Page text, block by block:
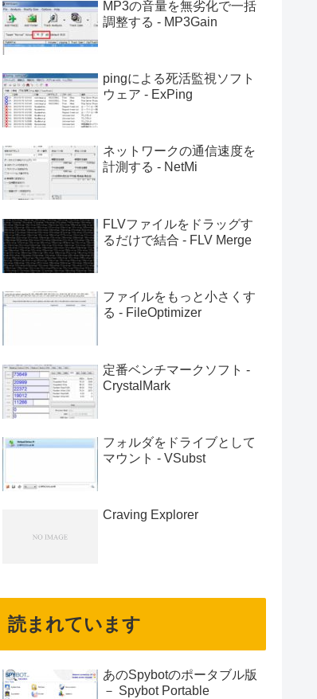
MP3の音量を無劣化で一括
調整する - MP3Gain
pingによる死活監視ソフト
ウェア - ExPing
ネットワークの通信速度を
計測する - NetMi
FLVファイルをドラッグす
るだけで結合 - FLV Merge
ファイルをもっと小さくす
る - FileOptimizer
定番ベンチマークソフト -
CrystalMark
フォルダをドライブとして
マウント - VSubst
Craving Explorer
読まれています
あのSpybotのポータブル版
－ Spybot Portable